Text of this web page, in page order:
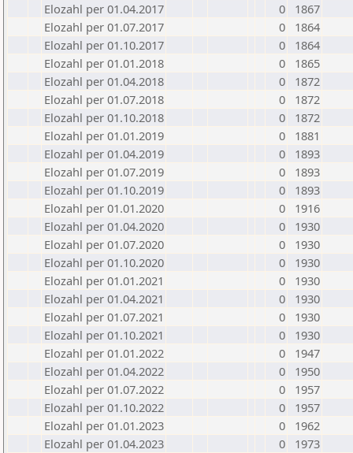
Elozahl per 01.04.2017
0
1867
Elozahl per 01.07.2017
0
1864
Elozahl per 01.10.2017
0
1864
Elozahl per 01.01.2018
0
1865
Elozahl per 01.04.2018
0
1872
Elozahl per 01.07.2018
0
1872
Elozahl per 01.10.2018
0
1872
Elozahl per 01.01.2019
0
1881
Elozahl per 01.04.2019
0
1893
Elozahl per 01.07.2019
0
1893
Elozahl per 01.10.2019
0
1893
Elozahl per 01.01.2020
0
1916
Elozahl per 01.04.2020
0
1930
Elozahl per 01.07.2020
0
1930
Elozahl per 01.10.2020
0
1930
Elozahl per 01.01.2021
0
1930
Elozahl per 01.04.2021
0
1930
Elozahl per 01.07.2021
0
1930
Elozahl per 01.10.2021
0
1930
Elozahl per 01.01.2022
0
1947
Elozahl per 01.04.2022
0
1950
Elozahl per 01.07.2022
0
1957
Elozahl per 01.10.2022
0
1957
Elozahl per 01.01.2023
0
1962
Elozahl per 01.04.2023
0
1973